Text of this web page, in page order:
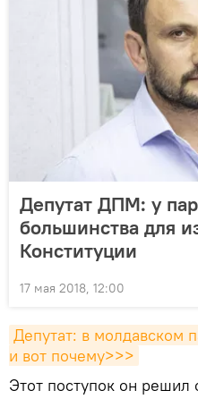
Депутат ДПМ: у
большинства для
Конституции
17 мая 2018, 12:00
Депутат: в молдавском
и вот почему>>>
Этот поступок он решил